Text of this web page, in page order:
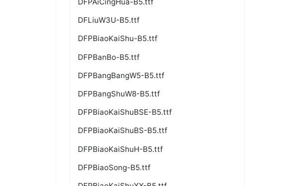
DFLiuW3U-B5.ttf
DFPBiaoKaiShu-B5.ttf
DFPBanBo-B5.ttf
DFPBangBangW5-B5.ttf
DFPBangShuW8-B5.ttf
DFPBiaoKaiShuBSE-B5.ttf
DFPBiaoKaiShuBS-B5.ttf
DFPBiaoKaiShuH-B5.ttf
DFPBiaoSong-B5.ttf